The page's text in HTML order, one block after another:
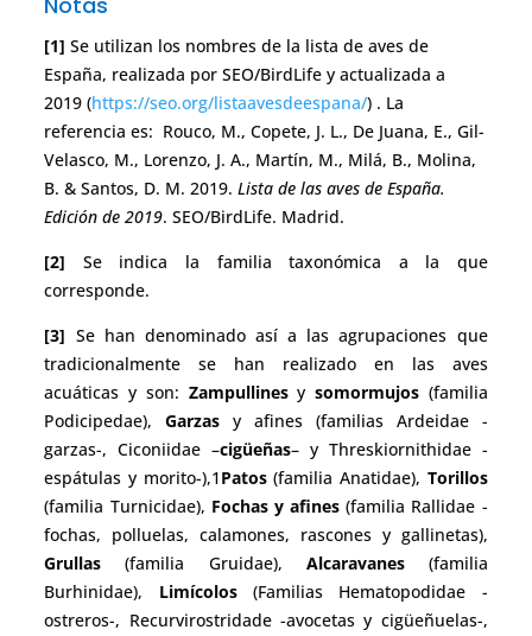
[1] Se utilizan los nombres de la lista de aves de
España, realizada por SEO/BirdLife y actualizada a
2019 (https://seo.org/listaavesdeespana/) . La
referencia es: Rouco, M., Copete, J. L., De Juana, E., Gil-
Velasco, M., Lorenzo, J. A., Martín, M., Milá, B., Molina,
B. & Santos, D. M. 2019.Lista de las aves de España.
Edición de 2019. SEO/BirdLife. Madrid.
[2] Se indica la familia taxonómica a la que
corresponde.
[3] Se han denominado así a las agrupaciones que
tradicionalmente se han realizado en las aves
acuáticas y son: Zampullinesy somormujos(familia
Podicipedae),Garzas y afines (familias Ardeidae -
garzas-, Ciconiidae –cigüeñas– y Threskiornithidae -
espátulas y morito-),1Patos(familia Anatidae), Torillos
(familia Turnicidae), Fochas y afines (familia Rallidae -
fochas, polluelas, calamones, rascones y gallinetas),
Grullas (familia Gruidae), Alcaravanes(familia
Burhinidae), Limícolos(Familias Hematopodidae -
ostreros-, Recurvirostridade -avocetas y cigüeñuelas-,